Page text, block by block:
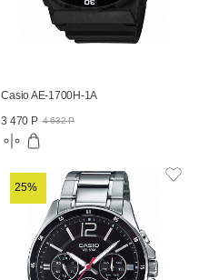
Casio AE-1700H-1A
3 470 Р 4 632 Р
25%